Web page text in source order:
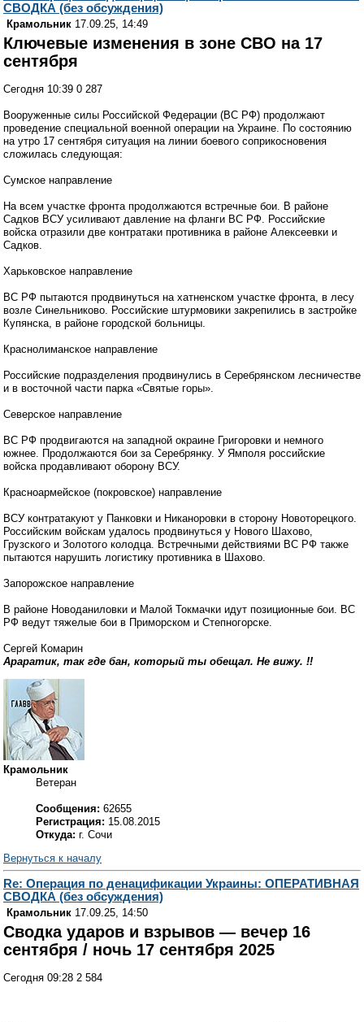
СВОДКА (без обсуждения)
Крамольник 17.09.25, 14:49
Ключевые изменения в зоне СВО на 17
сентября
Сегодня 10:39 0 287
Вооруженные силы Российской Федерации (ВС РФ) продолжают
проведение специальной военной операции на Украине. По состоянию
на утро 17 сентября ситуация на линии боевого соприкосновения
сложилась следующая:
Сумское направление
На всем участке фронта продолжаются встречные бои. В районе
Садков ВСУ усиливают давление на фланги ВС РФ. Российские
войска отразили две контратаки противника в районе Алексеевки и
Садков.
Харьковское направление
ВС РФ пытаются продвинуться на хатненском участке фронта, в лесу
возле Синельниково. Российские штурмовики закрепились в застройке
Купянска, в районе городской больницы.
Краснолиманское направление
Российские подразделения продвинулись в Серебрянском лесничестве
и в восточной части парка «Святые горы».
Северское направление
ВС РФ продвигаются на западной окраине Григоровки и немного
южнее. Продолжаются бои за Серебрянку. У Ямполя российские
войска продавливают оборону ВСУ.
Красноармейское (покровское) направление
ВСУ контратакуют у Панковки и Никаноровки в сторону Новоторецкого.
Российским войскам удалось продвинуться у Нового Шахово,
Грузского и Золотого колодца. Встречными действиями ВС РФ также
пытаются нарушить логистику противника в Шахово.
Запорожское направление
В районе Новоданиловки и Малой Токмачки идут позиционные бои. ВС
РФ ведут тяжелые бои в Приморском и Степногорске.
Сергей Комарин
Араратик, так где бан, который ты обещал. Не вижу. !!
Крамольник
Ветеран
Сообщения: 62655
Регистрация: 15.08.2015
Откуда: г. Сочи
Вернуться к началу
Re: Операция по денацификации Украины: ОПЕРАТИВНАЯ
СВОДКА (без обсуждения)
Крамольник 17.09.25, 14:50
Сводка ударов и взрывов — вечер 16
сентября / ночь 17 сентября 2025
Сегодня 09:28 2 584